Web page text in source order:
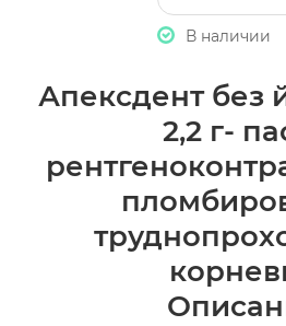
Апексдент без
2,2 г-
В наличии